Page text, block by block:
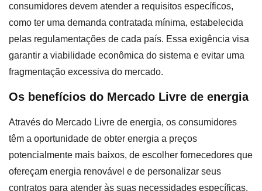
consumidores devem atender a requisitos específicos,
como ter uma demanda contratada mínima, estabelecida
pelas regulamentações de cada país. Essa exigência visa
garantir a viabilidade econômica do sistema e evitar uma
fragmentação excessiva do mercado.
Os benefícios do Mercado Livre de energia
Através do Mercado Livre de energia, os consumidores
têm a oportunidade de obter energia a preços
potencialmente mais baixos, de escolher fornecedores que
ofereçam energia renovável e de personalizar seus
contratos para atender às suas necessidades específicas.